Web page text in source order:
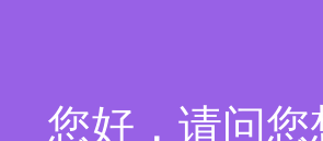
您好，请问